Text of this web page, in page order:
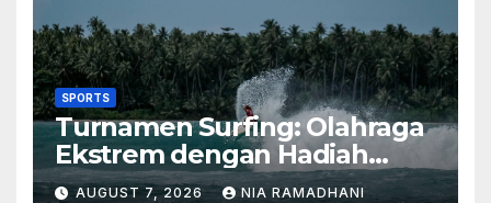
SPORTS
Turnamen Surfing: Olahraga
Ekstrem dengan Hadiah
Besar
AUGUST 7, 2026 NIA RAMADHANI